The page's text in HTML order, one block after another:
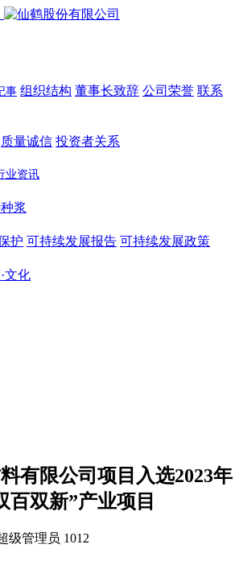
事 组织结构 董事长致辞 公司荣誉 联系
质量诚信 投资者关系
业资讯
浆
护 可持续发展报告 可持续发展政策
文化
有限公司项目入选2023年
百双新”产业项目
级管理员 1012